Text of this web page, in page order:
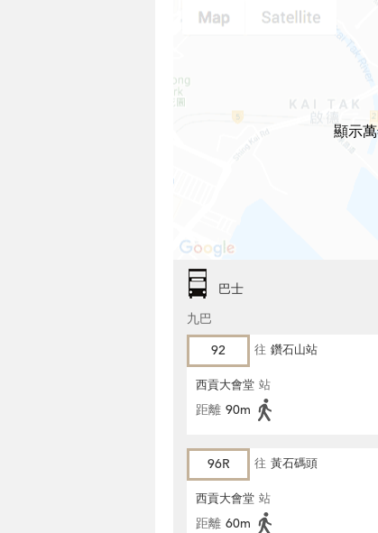
顯示
巴士
九巴
92
往 鑽石山站
西貢大會堂 站
距離 90m
96R 往 黃石碼頭
西貢大會堂 站
距離 60m